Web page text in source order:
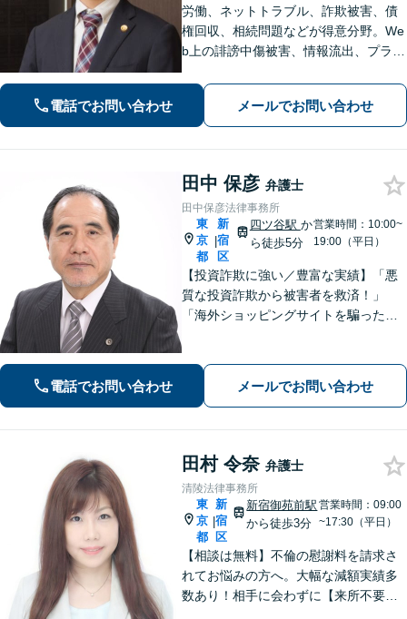
労働、ネットトラブル、詐欺被害、債
権回収、相続問題などが得意分野。We
b上の誹謗中傷被害、情報流出、プライ
す。24時間365日対応。問題解決へ導
いてまいります。まずは事務所へご相
談ください。
電話でお問い合わせ メールでお問い合わせ
田中 保彦 弁護士
田中保彦法律事務所
東
京
都
|
新
宿
区
四ツ谷駅 か
ら徒歩5分
営業時間：10:00~
19:00（平日）
【投資詐欺に強い／豊富な実績】「悪
質な投資詐欺から被害者を救済！」
「海外ショッピングサイトを騙った詐
少しでも多くの返金が得られるよう尽
力します！
電話でお問い合わせ メールでお問い合わせ
田村 令奈 弁護士
清陵法律事務所
東
京
都
|
新
宿
区
新宿御苑前駅
から徒歩3分
営業時間：09:00
~17:30（平日）
【相談は無料】不倫の慰謝料を請求さ
れてお悩みの方へ。大幅な減額実績多
数あり！相手に会わずに【来所不要で